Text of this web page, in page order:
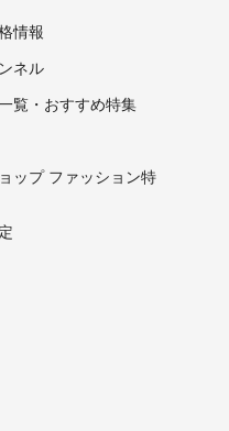
情報
ネル
覧・おすすめ特集
ップ ファッション特